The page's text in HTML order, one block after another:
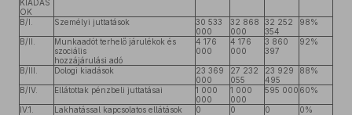
KIADÁS
OK
B/I.
Személyi juttatások
30 533
000
32 868
000
32 252
354
98%
B/II.
Munkaadót terhelő járulékok és
szociális
hozzájárulási adó
4 176
000
4 176
000
3 860
397
92%
B/III. Dologi kiadások
23 369
000
27 232
055
23 929
495
88%
B/IV. Ellátottak pénzbeli juttatásai
1 000
000
1 000
000
595 000 60%
IV.1. Lakhatással kapcsolatos ellátások 0 0 0 0%